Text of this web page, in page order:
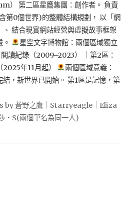
） 第二區星鷹集團：創作者。 負責
第0個世界)的整體結構規劃， 以「網
、 結合現實網站經營與虛擬故事框架
星空文字博物館：兩個區域獨立
讀紀錄（2009–2023） ｜第2區：
年11月起）
兩個區域意義：
結，新世界已開始。 第1區是記憶，第
by 蒼野之鷹｜Starryeagle｜Eliza
・S(兩個筆名為同一人)